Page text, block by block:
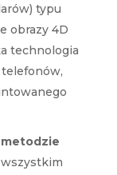
typu
obrazy 4D
technologia